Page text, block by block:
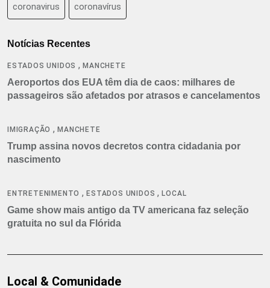
coronavirus coronavírus
Notícias Recentes
ESTADOS UNIDOS ,MANCHETE
Aeroportos dos EUA têm dia de caos: milhares de
passageiros são afetados por atrasos e cancelamentos
IMIGRAÇÃO ,MANCHETE
Trump assina novos decretos contra cidadania por
nascimento
ENTRETENIMENTO ,ESTADOS UNIDOS ,LOCAL
Game show mais antigo da TV americana faz seleção
gratuita no sul da Flórida
Local & Comunidade